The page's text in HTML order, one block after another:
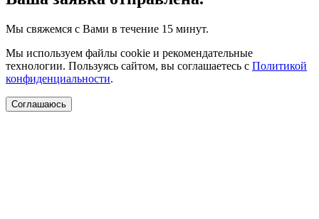
Мы свяжемся с Вами в течение 15 минут.
Мы используем файлы cookie и рекомендательные
технологии. Пользуясь сайтом, вы соглашаетесь с Политикой
конфиденциальности.
Соглашаюсь